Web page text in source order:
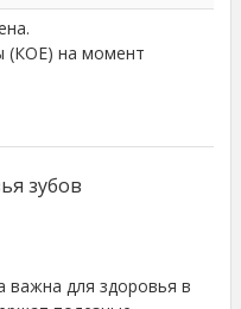
(КОЕ) на момент
зубов
важна для здоровья в